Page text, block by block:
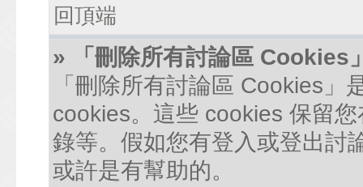
回頂端
» 「刪除所有討論區 Cookies
「刪除所有討論區 Cookies
cookies。這些 cookies 保留
錄等。假如您有登入或登出討
或許是有幫助的。